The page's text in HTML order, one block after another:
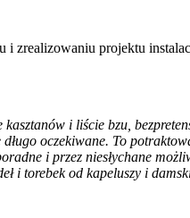
i zrealizowaniu projektu
i liście bzu,
oczekiwane. To
i przez niesłychane
i torebek od kapeluszy i